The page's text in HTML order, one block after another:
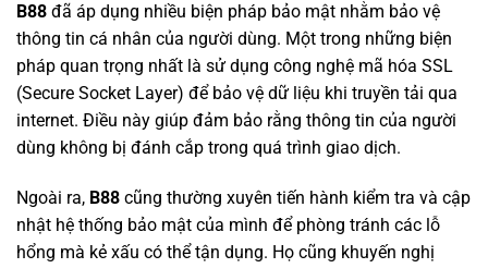
B88 đã áp dụng nhiều biện pháp bảo mật nhằm bảo vệ
thông tin cá nhân của người dùng. Một trong những biện
pháp quan trọng nhất là sử dụng công nghệ mã hóa SSL
(Secure Socket Layer) để bảo vệ dữ liệu khi truyền tải qua
internet. Điều này giúp đảm bảo rằng thông tin của người
dùng không bị đánh cắp trong quá trình giao dịch.
Ngoài ra, B88 cũng thường xuyên tiến hành kiểm tra và cập
nhật hệ thống bảo mật của mình để phòng tránh các lỗ
hổng mà kẻ xấu có thể tận dụng. Họ cũng khuyến nghị